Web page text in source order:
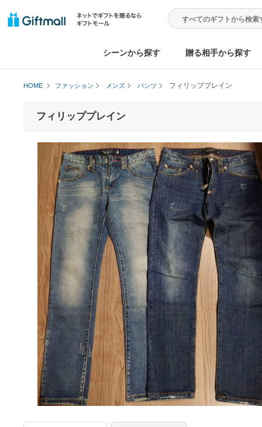
シーンから探す 贈る相手か